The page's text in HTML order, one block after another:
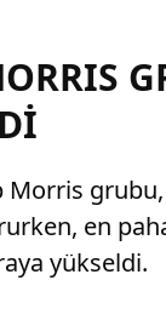
Morris
en
yükseldi.